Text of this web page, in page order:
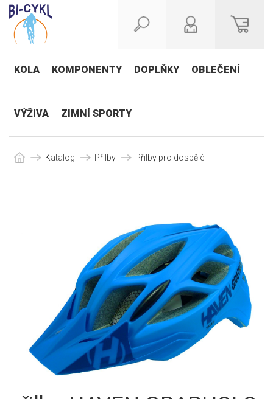
KOLA KOMPONENTY DOPLŇKY OBLEČENÍ
VÝŽIVA ZIMNÍ SPORTY
Katalog Přilby Přilby pro dospělé